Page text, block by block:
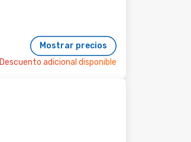
Mostrar precios
Descuento adicional disponible